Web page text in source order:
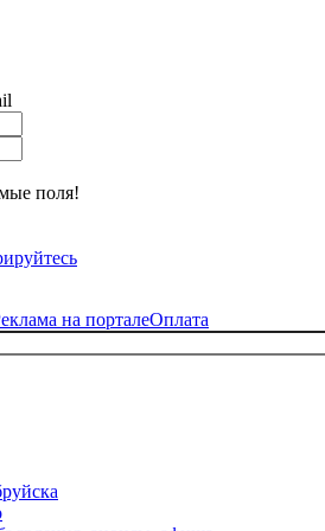
поля!
на порталеОплата